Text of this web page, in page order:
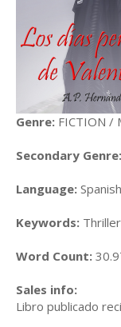
Genre: FICTION /
Secondary Genre:
Language: Spanish
Keywords:
Word Count:
Sales info:
Libro publicado